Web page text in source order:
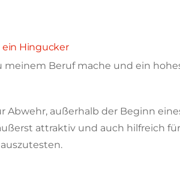
ein Hingucker
meinem Beruf mache und ein
Abwehr, außerhalb der Beginn
attraktiv und auch hilfreich